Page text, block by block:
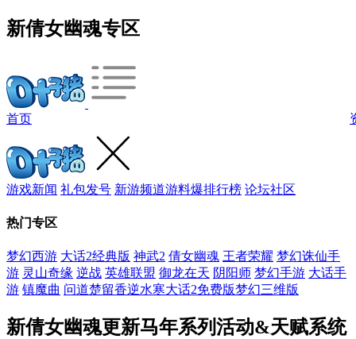
新倩女幽魂专区
首页
游戏新闻 礼包发号 新游频道游料爆排行榜 论坛社区
热门专区
梦幻西游 大话2经典版 神武2 倩女幽魂 王者荣耀 梦幻诛仙手
游 灵山奇缘 逆战 英雄联盟 御龙在天 阴阳师 梦幻手游 大话手
游 镇魔曲 问道楚留香逆水寒大话2免费版梦幻三维版
新倩女幽魂更新马年系列活动&天赋系统